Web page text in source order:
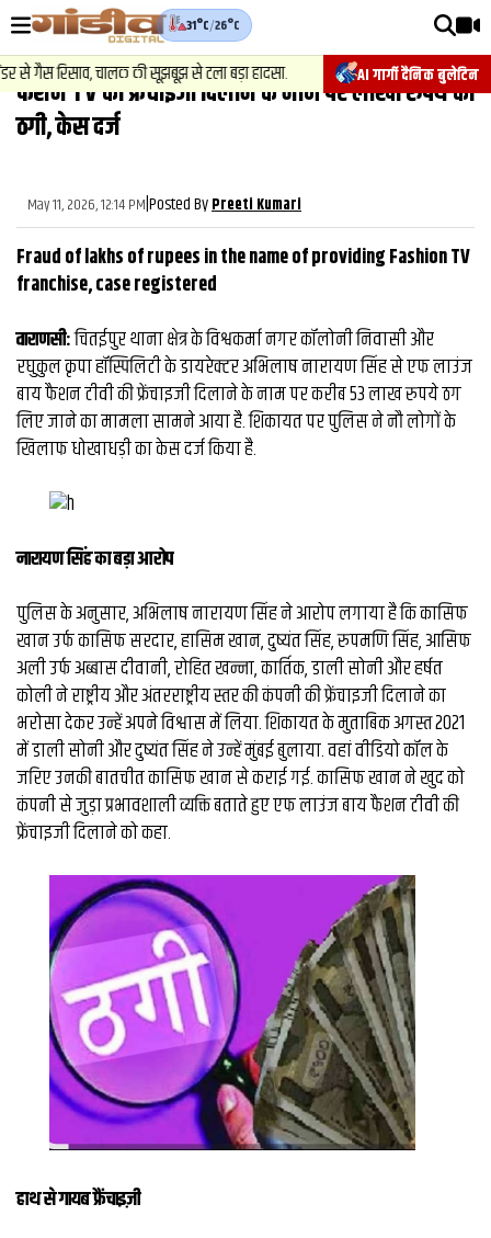
AI गार्गी दैनिक बुलेटिन
31°C/26°C
रिसाव, चालक की सूझबूझ से टला बड़ा हादसा. न्यूज़-चेसिस नंबर बदलकर
वीडियोज़
वाराणसी न्यूज़
राजनीति
फिल्मी
साहित्य
संस्कृति
ख़ान पान और जीवनशैली
अंतरराष्ट्रीय
फैक्ट चेक
व्यापार
मौसम
फैशन TV की फ्रेंचाइजी दिलाने के नाम पर लाखों रुपये की
ठगी, केस दर्ज
May 11, 2026, 12:14 PM|Posted ByPreeti Kumari
Fraud of lakhs of rupees in the name of providing Fashion TV
franchise, case registered
वाराणसी:चितईपुर थाना क्षेत्र के विश्वकर्मा नगर कॉलोनी निवासी और
रघुकुल कृपा हॉस्पिलिटी के डायरेक्टर अभिलाष नारायण सिंह से एफ लाउंज
बाय फैशन टीवी की फ्रेंचाइजी दिलाने के नाम पर करीब 53 लाख रुपये ठग
लिए जाने का मामला सामने आया है. शिकायत पर पुलिस ने नौ लोगों के
खिलाफ धोखाधड़ी का केस दर्ज किया है.
नारायण सिंह का बड़ा आरोप
पुलिस के अनुसार, अभिलाष नारायण सिंह ने आरोप लगाया है कि कासिफ
खान उर्फ कासिफ सरदार, हासिम खान, दुष्यंत सिंह, रुपमणि सिंह, आसिफ
अली उर्फ अब्बास दीवानी, रोहित खन्ना, कार्तिक, डाली सोनी और हर्षत
कोली ने राष्ट्रीय और अंतरराष्ट्रीय स्तर की कंपनी की फ्रेंचाइजी दिलाने का
भरोसा देकर उन्हें अपने विश्वास में लिया. शिकायत के मुताबिक अगस्त 2021
में डाली सोनी और दुष्यंत सिंह ने उन्हें मुंबई बुलाया. वहां वीडियो कॉल के
जरिए उनकी बातचीत कासिफ खान से कराई गई. कासिफ खान ने खुद को
कंपनी से जुड़ा प्रभावशाली व्यक्ति बताते हुए एफ लाउंज बाय फैशन टीवी की
फ्रेंचाइजी दिलाने को कहा.
हाथ से गायब फ्रैंचाइज़ी